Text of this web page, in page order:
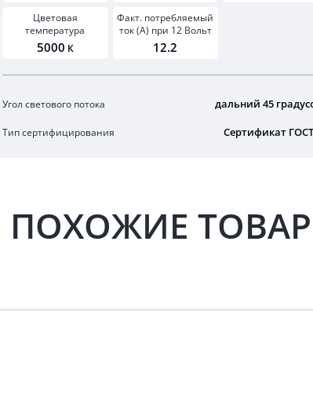
Цветовая
температура
5000 К
Факт. потребляемый
ток (А) при 12 Вольт
12.2
Угол светового потока дальний 45
Тип сертифицирования Сертификат
ПОХОЖИЕ